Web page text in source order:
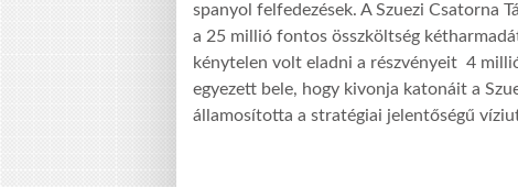
spanyol felfedezések. A Szuezi Csatorna
a 25 millió fontos összköltség
kénytelen volt eladni a részvényeit 4
egyezett bele, hogy kivonja katonáit a
államosította a stratégiai jelentőségű